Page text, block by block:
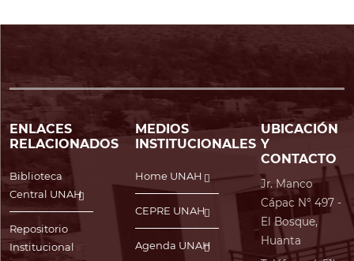
ENLACES
RELACIONADOS
Biblioteca
Central UNAH
Repositorio
Institucional
MEDIOS
INSTITUCIONALES
Home UNAH
CEPRE UNAH
Agenda UNAH
UBICACIÓN
Y
CONTACTO
Jr. Manco
Cápac N° 497 -
El Bosque,
Huanta